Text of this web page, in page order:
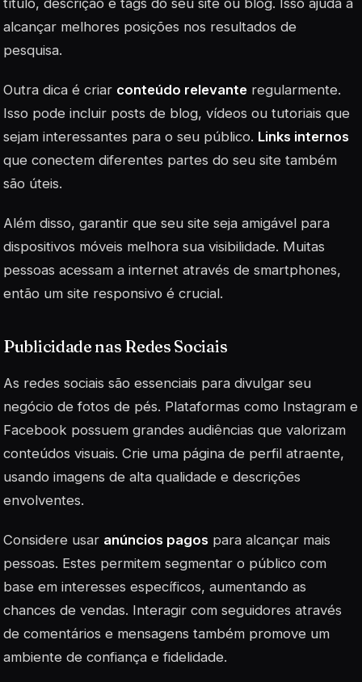
alcançar melhores posições nos resultados de
pesquisa.
Outra dica é criar conteúdo relevante regularmente.
Isso pode incluir posts de blog, vídeos ou tutoriais que
sejam interessantes para o seu público. Links internos
que conectem diferentes partes do seu site também
são úteis.
Além disso, garantir que seu site seja amigável para
dispositivos móveis melhora sua visibilidade. Muitas
pessoas acessam a internet através de smartphones,
então um site responsivo é crucial.
Publicidade nas Redes Sociais
As redes sociais são essenciais para divulgar seu
negócio de fotos de pés. Plataformas como Instagram e
Facebook possuem grandes audiências que valorizam
conteúdos visuais. Crie uma página de perfil atraente,
usando imagens de alta qualidade e descrições
envolventes.
Considere usar anúncios pagos para alcançar mais
pessoas. Estes permitem segmentar o público com
base em interesses específicos, aumentando as
chances de vendas. Interagir com seguidores através
de comentários e mensagens também promove um
ambiente de confiança e fidelidade.